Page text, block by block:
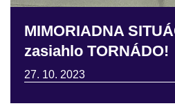
MIMORIADNA
zasiahlo TORNÁDO!
27. 10. 2023